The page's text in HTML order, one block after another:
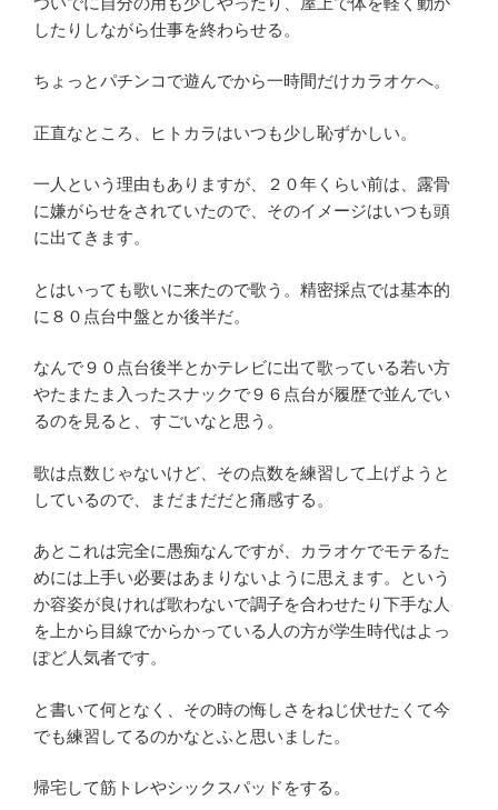
したりしながら仕事を終わらせる。
ちょっとパチンコで遊んでから一時間だけカラオケへ。
正直なところ、ヒトカラはいつも少し恥ずかしい。
一人という理由もありますが、２０年くらい前は、露骨
に嫌がらせをされていたので、そのイメージはいつも頭
に出てきます。
とはいっても歌いに来たので歌う。精密採点では基本的
に８０点台中盤とか後半だ。
なんで９０点台後半とかテレビに出て歌っている若い方
やたまたま入ったスナックで９６点台が履歴で並んでい
るのを見ると、すごいなと思う。
歌は点数じゃないけど、その点数を練習して上げようと
しているので、まだまだだと痛感する。
あとこれは完全に愚痴なんですが、カラオケでモテるた
めには上手い必要はあまりないように思えます。という
か容姿が良ければ歌わないで調子を合わせたり下手な人
を上から目線でからかっている人の方が学生時代はよっ
ぽど人気者です。
と書いて何となく、その時の悔しさをねじ伏せたくて今
でも練習してるのかなとふと思いました。
帰宅して筋トレやシックスパッドをする。